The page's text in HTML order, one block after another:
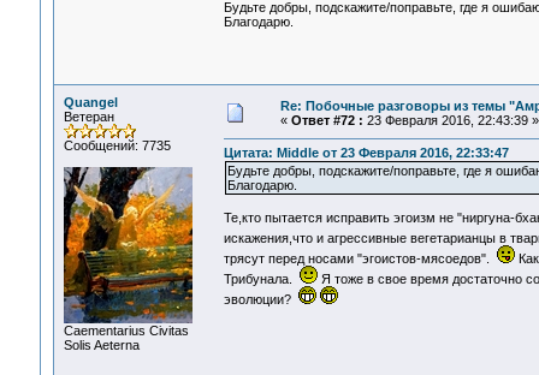
Будьте добры, подскажите/поправьте, где я
Благодарю.
Quangel
Ветеран
Сообщений: 7735
Сaementarius Civitas
Solis Aeterna
Re: Побочные разговоры из темы
« Ответ #72 : 23 Февраля 2016, 22:43:39 »
Цитата: Middle от 23 Февраля 2016, 22:33:47
Будьте добры, подскажите/поправьте, где я
Благодарю.
Те,кто пытается исправить эгоизм не "ниргуна-
искажения,что и агрессивные вегетарианцы в
трясут перед носами "эгоистов-мясоедов".
Как
Трибунала.
Я тоже в свое время достаточно
эволюции?